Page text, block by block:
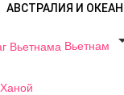
АВСТРАЛИЯ И
Вьетнам
Ханой